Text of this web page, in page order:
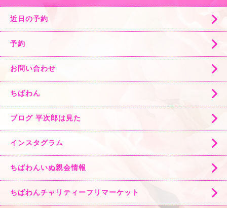
近日の予約
予約
お問い合わせ
ちばわん
ブログ 平次郎は見た
インスタグラム
ちばわんいぬ親会情報
ちばわんチャリティーフリマーケット